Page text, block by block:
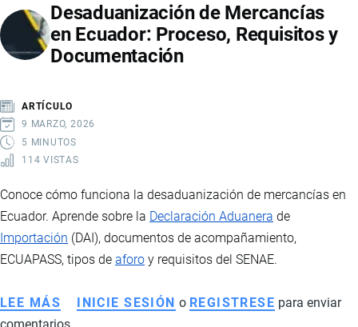
DE
TIEMPOS
DE
MODERNIZAR
Y
AGILIZAR
EN
ECUADOR
Desaduanización de Mercancías
en Ecuador: Proceso, Requisitos y
Documentación
ARTÍCULO
9 MARZO, 2026
5 MINUTOS
114 VISTAS
Conoce cómo funciona la desaduanización de mercancías en
Ecuador. Aprende sobre la Declaración Aduanera de
Importación (DAI), documentos de acompañamiento,
ECUAPASS, tipos de aforo y requisitos del SENAE.
LEE MÁS SOBRE
DESADUANIZACIÓN
INICIE SESIÓN o REGISTRESE para enviar
comentarios